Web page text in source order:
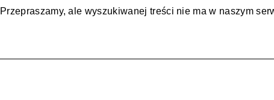
Przepraszamy, ale wyszukiwanej treści nie ma w naszym